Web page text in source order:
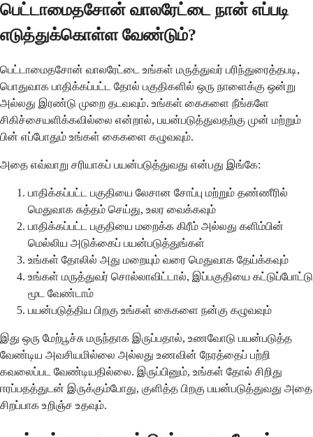
பெட்டாமைதசோன் வாலரேட்டை நான் எப்படி
எடுத்துக்கொள்ள வேண்டும்?
பெட்டாமைதசோன் வாலரேட்டை உங்கள் மருத்துவர் பரிந்துரைத்தபடி,
பொதுவாக பாதிக்கப்பட்ட தோல் பகுதிகளில் ஒரு நாளைக்கு ஒன்று
அல்லது இரண்டு முறை தடவவும். உங்கள் கைகளை நீங்களே
சிகிச்சையளிக்கவில்லை என்றால், பயன்படுத்துவதற்கு முன் மற்றும்
பின் எப்போதும் உங்கள் கைகளை கழுவவும்.
அதை எவ்வாறு சரியாகப் பயன்படுத்துவது என்பது இங்கே:
பாதிக்கப்பட்ட பகுதியை லேசான சோப்பு மற்றும் தண்ணீரில்
மெதுவாக சுத்தம் செய்து, உலர வைக்கவும்
பாதிக்கப்பட்ட பகுதியை மறைக்க கிரீம் அல்லது களிம்பின்
மெல்லிய அடுக்கைப் பயன்படுத்துங்கள்
உங்கள் தோலில் அது மறையும் வரை மெதுவாக தேய்க்கவும்
உங்கள் மருத்துவர் சொல்லாவிட்டால், இப்பகுதியை கட்டுப்போட்டு
மூட வேண்டாம்
பயன்படுத்திய பிறகு உங்கள் கைகளை நன்கு கழுவவும்
இது ஒரு மேற்பூச்சு மருந்தாக இருப்பதால், உணவோடு பயன்படுத்த
வேண்டிய அவசியமில்லை அல்லது உணவின் நேரத்தைப் பற்றி
கவலைப்பட வேண்டியதில்லை. இருப்பினும், உங்கள் தோல் சிறிது
ஈரப்பதத்துடன் இருக்கும்போது, ​​குளித்த பிறகு பயன்படுத்துவது அதை
சிறப்பாக உறிஞ்ச உதவும்.